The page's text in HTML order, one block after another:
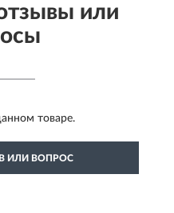
или
товаре.
ИЛИ ВОПРОС